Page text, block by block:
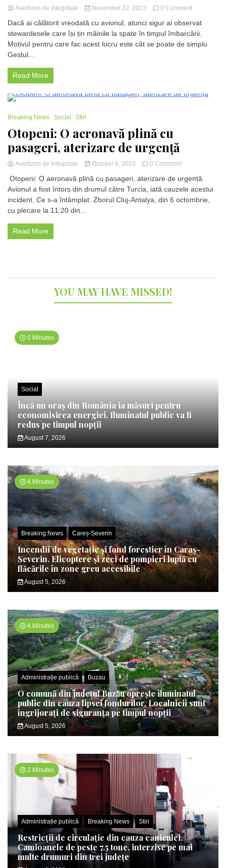
cabina
pilotului
Avertizori de Integritate November 22, 2023 0 Commenton
ce
țin
pasagerii
Dacă ai călătorit vreodată cu avionul, atunci sigur ai observat
stewardesele care își țin mâinile la spate în timpul îmbarcării.
Motivul pentru care fac acest lucru este cât se poate de simplu
Gestul...
Read More
Breaking News
Social Stiri
Otopeni: O aeronavă plină cu
pasageri, aterizare de urgență
Avertizori de Integritate October 6, 2023 0 Commenton
O
aeronavă
plină
Otopeni: O aeronavă plină cu pasageri, aterizare de urgență.
Avionul a fost întors din drumul către Turcia, iată cauzele acestui
incident. Ce s-a întâmplat. Zborul Cluj-Antalya, din 6 octombrie,
cu plecare la 11:20 din...
Read More
YOU MAY HAVE MISSED!
0 Minutes
Social
Încă un oraș din România ia măsuri pentru
economisirea energiei. Iluminatul public va fi
redus pe timpul nopții
August 7, 2026
4 Minutes
Breaking News Careș-Severin
Incendii de vegetație și fond forestier în Caraș-
Severin. Elicoptere și zeci de pompieri luptă cu
flăcările în zone greu accesibile
August 5, 2026
4 Minutes
Administrație publică Buzau
O comună din județul Buzău oprește iluminatul
public din cauza lipsei fondurilor. Localnicii sunt
îngrijorați de siguranța pe timpul nopții
August 5, 2026
2 Minutes
Administrație publică Breaking News Stiri
Restricții de circulație din cauza caniculei.
Camioanele de peste 7,5 tone, interzise pe mai
multe drumuri din trei județe